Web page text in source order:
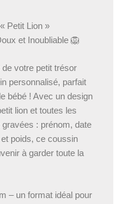
Petit Lion »
et Inoubliable 🦁
votre petit trésor
personnalisé, parfait
bébé ! Avec un design
lion et toutes les
: prénom, date
poids, ce coussin
à garder toute la
– un format idéal pour